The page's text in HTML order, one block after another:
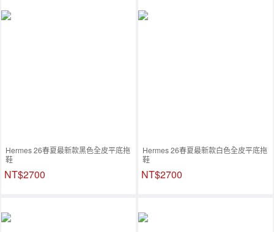
Hermes 26春夏最新款黑色全皮平底拖
鞋
NT$2700
Hermes 26春夏最新款白色全皮平底拖
鞋
NT$2700